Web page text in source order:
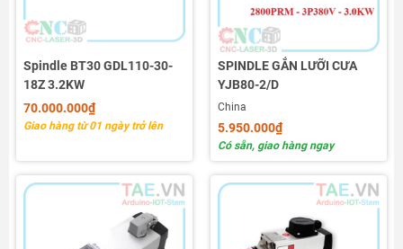
Spindle BT30 GDL110-30-
18Z 3.2KW
70.000.000₫
Giao hàng từ 01 ngày trở lên
SPINDLE GẮN LƯỠI CƯA
YJB80-2/D
China
5.950.000₫
Có sẵn, giao hàng ngay